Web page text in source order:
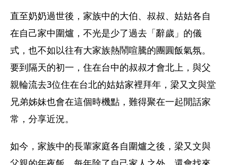
直至奶奶過世後，家族中的大伯、叔叔、姑姑各自
在自己家中圍爐，不光是少了過去「辭歲」的儀
式，也不如以往有大家族熱鬧喧騰的團圓飯氣氛。
要到隔天的初一，住在台中的叔叔才會北上，與父
親輪流去3位住在台北的姑姑家裡拜年，梁又文與堂
兄弟姊妹也會在這個時機點，難得聚在一起閒話家
常，分享近況。
如今，家族中的長輩家庭各自圍爐之後，梁又文與